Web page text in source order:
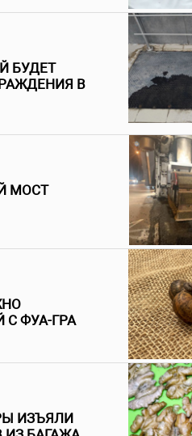
БУДЕТ
В
МОСТ
ФУА-ГРА
ИЗЪЯЛИ